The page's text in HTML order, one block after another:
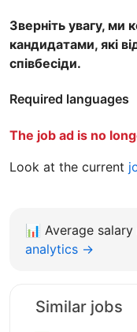
Зверніть увагу, ми
кандидатами, які
співбесіди.
Required languages
The job ad is no
Look at the current
📊 Average
analytics →
Similar jobs